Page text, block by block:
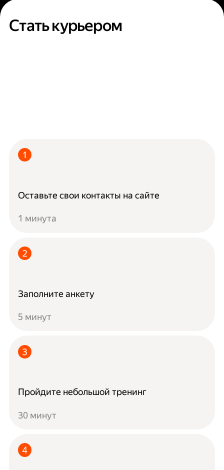
Стать курьером
Оставьте свои контакты на сайте
1 минута
Заполните анкету
5 минут
Пройдите небольшой тренинг
30 минут